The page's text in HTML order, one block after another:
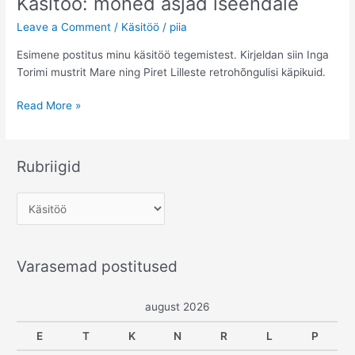
Leave a Comment / Käsitöö / piia
Esimene postitus minu käsitöö tegemistest. Kirjeldan siin Inga
Torimi mustrit Mare ning Piret Lilleste retrohõngulisi käpikuid.
Käsitöö:
iseendale
Read More »
Rubriigid
u
r
i
Varasemad postitused
august 2026
E T K N R L P